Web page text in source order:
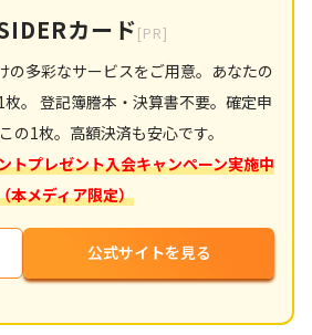
カード[PR]
の多彩なサービスをご用意。あなたの
。 登記簿謄本・決算書不要。確定申
の1枚。高額決済も安心です。
トプレゼント入会キャンペーン実施中
本メディア限定）
公式サイトを見る